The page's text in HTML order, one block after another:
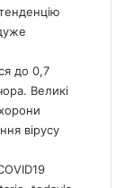
до 0,7
Великі
вірусу